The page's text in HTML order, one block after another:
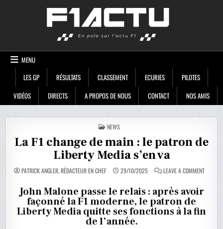
MENU
LES GP
RÉSULTATS CLASSEMENT ECURIES
PILOTES
VIDÉOS
DIRECTS A PROPOS DE NOUS CONTACT NOS AMIS
POSTED
IN
NEWS
La F1 change de main : le patron de
Liberty Media s’en va
PATRICK ANGLER, RÉDACTEUR EN CHEF 29/10/2025 LEAVE A COMMENTON
LA
LE
John Malone passe le relais : après avoir
façonné la F1 moderne, le patron de
Liberty Media quitte ses fonctions à la fin
de l’année.